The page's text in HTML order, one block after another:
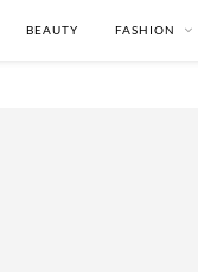
BEAUTY FASHION